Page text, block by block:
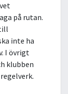
på rutan.
inte ha
I övrigt
klubben